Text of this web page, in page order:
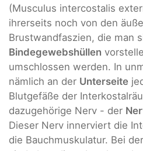
(Musculus intercostalis
ihrerseits noch von den
Brustwandfaszien, die man
Bindegewebshüllen
umschlossen werden. In
nämlich an der Unterseite
Blutgefäße der
dazugehörige Nerv - der
Dieser Nerv innerviert die
die Bauchmuskulatur. Bei